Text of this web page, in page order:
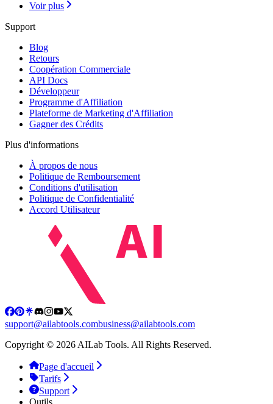
Voir plus
Support
Blog
Retours
Coopération Commerciale
API Docs
Développeur
Programme d'Affiliation
Plateforme de Marketing d'Affiliation
Gagner des Crédits
Plus d'informations
À propos de nous
Politique de Remboursement
Conditions d'utilisation
Politique de Confidentialité
Accord Utilisateur
support@ailabtools.combusiness@ailabtools.com
Copyright © 2026 AILab Tools. All Rights Reserved.
Page d'accueil
Tarifs
Support
Outils